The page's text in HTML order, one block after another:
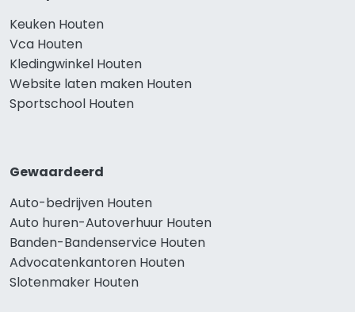
Keuken Houten
Vca Houten
Kledingwinkel Houten
Website laten maken Houten
Sportschool Houten
Gewaardeerd
Auto-bedrijven Houten
Auto huren-Autoverhuur Houten
Banden-Bandenservice Houten
Advocatenkantoren Houten
Slotenmaker Houten